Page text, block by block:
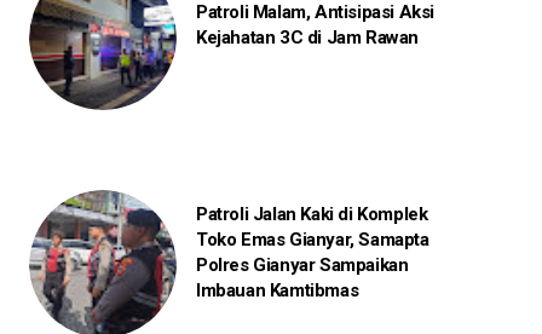
Patroli Malam, Antisipasi Aksi
Kejahatan 3C di Jam Rawan
Patroli Jalan Kaki di Komplek
Toko Emas Gianyar, Samapta
Polres Gianyar Sampaikan
Imbauan Kamtibmas